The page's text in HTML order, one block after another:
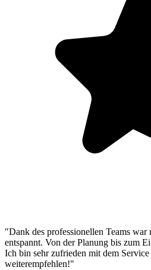
"Dank des professionellen Teams
entspannt. Von der Planung bis zum
Ich bin sehr zufrieden mit dem
weiterempfehlen!"